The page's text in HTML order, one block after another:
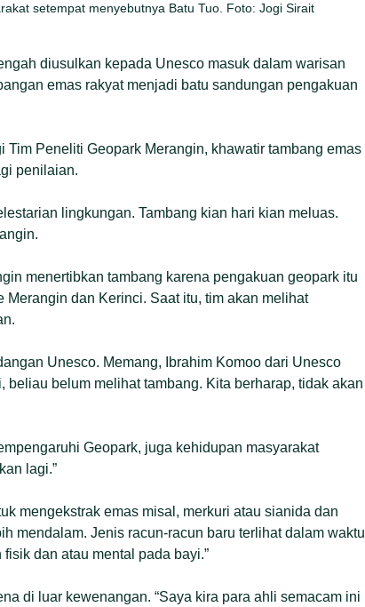
setempat menyebutnya Batu Tuo. Foto: Jogi Sirait
diusulkan kepada Unesco masuk dalam warisan
emas rakyat menjadi batu sandungan pengakuan
Peneliti Geopark Merangin, khawatir tambang emas
penilaian.
lingkungan. Tambang kian hari kian meluas.
menertibkan tambang karena pengakuan geopark itu
dan Kerinci. Saat itu, tim akan melihat
Unesco. Memang, Ibrahim Komoo dari Unesco
belum melihat tambang. Kita berharap, tidak akan
Geopark, juga kehidupan masyarakat
lagi.”
mengekstrak emas misal, merkuri atau sianida dan
mendalam. Jenis racun-racun baru terlihat dalam waktu
dan atau mental pada bayi.”
di luar kewenangan. “Saya kira para ahli semacam ini